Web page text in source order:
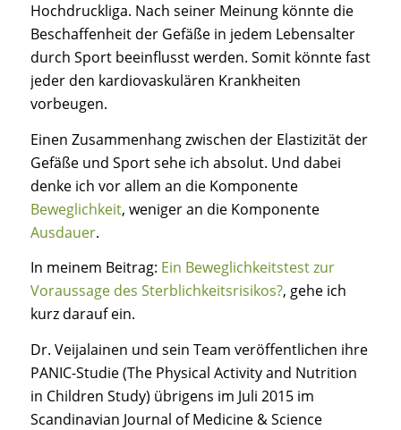
Hochdruckliga. Nach seiner Meinung könnte die
Beschaffenheit der Gefäße in jedem Lebensalter
durch Sport beeinflusst werden. Somit könnte fast
jeder den kardiovaskulären Krankheiten
vorbeugen.
Einen Zusammenhang zwischen der Elastizität der
Gefäße und Sport sehe ich absolut. Und dabei
denke ich vor allem an die Komponente
Beweglichkeit, weniger an die Komponente
Ausdauer.
In meinem Beitrag: Ein Beweglichkeitstest zur
Voraussage des Sterblichkeitsrisikos?, gehe ich
kurz darauf ein.
Dr. Veijalainen und sein Team veröffentlichen ihre
PANIC-Studie (The Physical Activity and Nutrition
in Children Study) übrigens im Juli 2015 im
Scandinavian Journal of Medicine & Science